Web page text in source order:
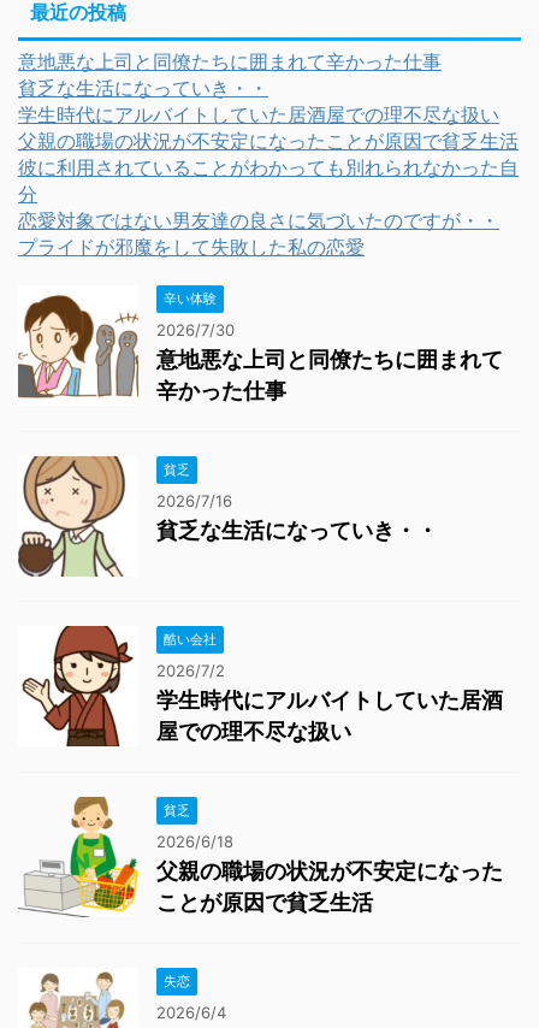
最近の投稿
意地悪な上司と同僚たちに囲まれて辛かった仕事
貧乏な生活になっていき・・
学生時代にアルバイトしていた居酒屋での理不尽な扱い
父親の職場の状況が不安定になったことが原因で貧乏生活
彼に利用されていることがわかっても別れられなかった自
分
恋愛対象ではない男友達の良さに気づいたのですが・・
プライドが邪魔をして失敗した私の恋愛
辛い体験
2026/7/30
意地悪な上司と同僚たちに囲まれて
辛かった仕事
貧乏
2026/7/16
貧乏な生活になっていき・・
酷い会社
2026/7/2
学生時代にアルバイトしていた居酒
屋での理不尽な扱い
貧乏
2026/6/18
父親の職場の状況が不安定になった
ことが原因で貧乏生活
失恋
2026/6/4